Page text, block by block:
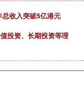
收入突破5亿港元
投资、长期投资等理